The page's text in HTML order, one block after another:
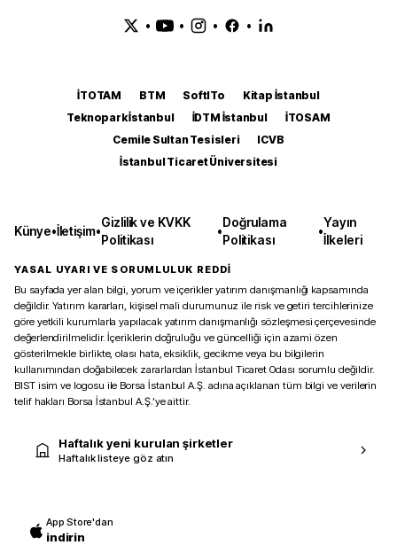
• • • •
İTOTAM BTM SoftITo
Kitap İstanbul
Teknopark İstanbul
İDTM İstanbul
İTOSAM
Cemile Sultan Tesisleri
ICVB
İstanbul Ticaret Üniversitesi
Künye•İletişim•
Gizlilik ve KVKK
Politikası
•
Doğrulama
Politikası
•
Yayın
İlkeleri
YASAL UYARI VE SORUMLULUK REDDİ
Bu sayfada yer alan bilgi, yorum ve içerikler yatırım danışmanlığı kapsamında
değildir. Yatırım kararları, kişisel mali durumunuz ile risk ve getiri tercihlerinize
göre yetkili kurumlarla yapılacak yatırım danışmanlığı sözleşmesi çerçevesinde
değerlendirilmelidir. İçeriklerin doğruluğu ve güncelliği için azami özen
gösterilmekle birlikte, olası hata, eksiklik, gecikme veya bu bilgilerin
kullanımından doğabilecek zararlardan İstanbul Ticaret Odası sorumlu değildir.
BIST isim ve logosu ile Borsa İstanbul A.Ş. adına açıklanan tüm bilgi ve verilerin
telif hakları Borsa İstanbul A.Ş.’ye aittir.
Haftalık yeni kurulan şirketler
Haftalık listeye göz atın
App Store'dan
indirin